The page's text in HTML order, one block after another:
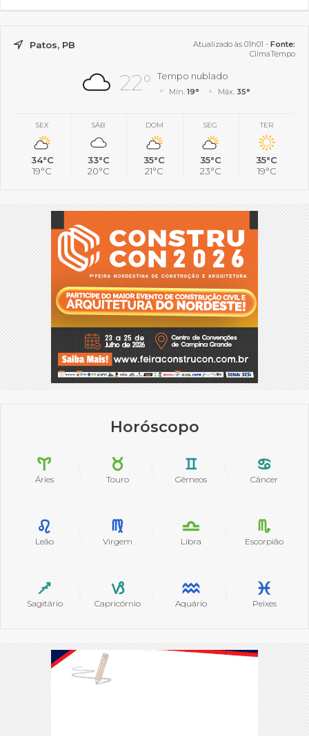
Patos, PB Atualizado às 01h01 - Fonte:
ClimaTempo
22° Tempo nublado
Mín.19° Máx. 35°
SEX
34°C
19°C
SÁB
33°C
20°C
DOM
35°C
21°C
SEG
35°C
23°C
TER
35°C
19°C
Horóscopo
Áries Touro Gêmeos Câncer
Leão Virgem Libra Escorpião
Sagitário Capricórnio Aquário Peixes